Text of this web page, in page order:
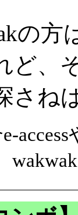
の
ど、
さね